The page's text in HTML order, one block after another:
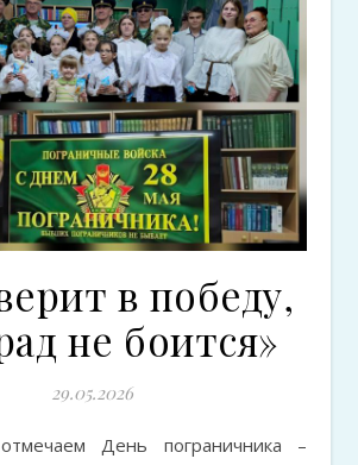
в победу,
не боится»
29.05.2026